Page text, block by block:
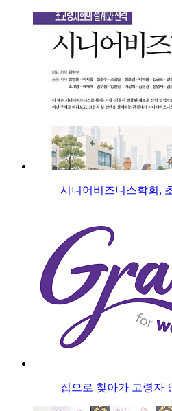
시니어비즈니스학회,
집으로 찾아가 고령자